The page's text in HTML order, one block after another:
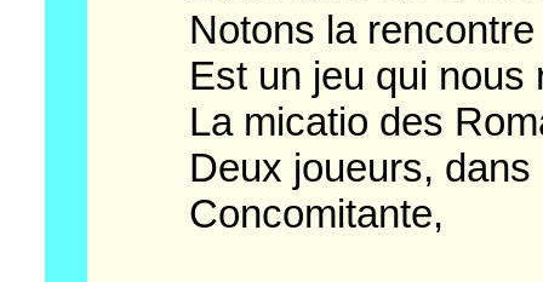
Notons la rencontre
Est un jeu qui nous
La micatio des
Deux joueurs, dans
Concomitante,